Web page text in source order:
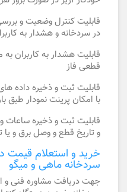
قابلیت کنترل وضعیت و
در سردخانه و هشدار به
قابلیت هشدار به کاربران
قطعی فاز
قابلیت ثبت و ذخیره داده
با امکان پرینت نمودار طبق
قابلیت ثبت و ذخیره ساعات
و تاریخ قطع و وصل برق و یا
خرید و استعلام قیمت
سردخانه ماهی و میگو
جهت دریافت مشاوره فنی و